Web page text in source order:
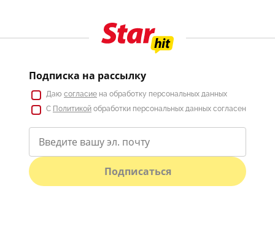
Подписка на рассылку
Даю согласие на обработку персональных данных
С Политикой обработки персональных данных согласен
Подписаться